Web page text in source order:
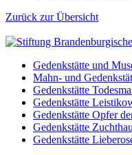
Zurück zur Übersicht
Gedenkstätte und
Mahn- und
Gedenkstätte
Gedenkstätte
Gedenkstätte Opfer
Gedenkstätte
Gedenkstätte